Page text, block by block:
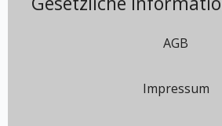
AGB
Impressum